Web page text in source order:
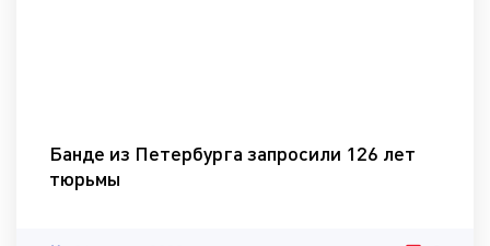
Банде из Петербурга запросили 126 лет
тюрьмы